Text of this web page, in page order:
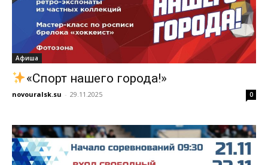
Афиша
«Спорт нашего города!»
novouralsk.su - 29.11.2025 0